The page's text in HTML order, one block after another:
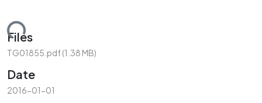
Files
TG01855.pdf(1.38 MB)
Date
2016-01-01